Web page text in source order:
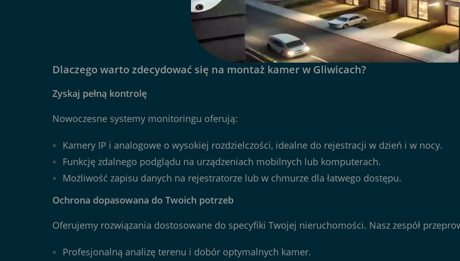
Dlaczego warto zdecydować się na montaż kamer w Gliwicach?
Zyskaj pełną kontrolę
Nowoczesne systemy monitoringu oferują:
Kamery IP i analogowe o wysokiej rozdzielczości, idealne do rejestracji w dzień i w nocy.
Funkcję zdalnego podglądu na urządzeniach mobilnych lub komputerach.
Możliwość zapisu danych na rejestratorze lub w chmurze dla łatwego dostępu.
Ochrona dopasowana do Twoich potrzeb
Oferujemy rozwiązania dostosowane do specyfiki Twojej nieruchomości. Nasz zespół
Profesjonalną analizę terenu i dobór optymalnych kamer.